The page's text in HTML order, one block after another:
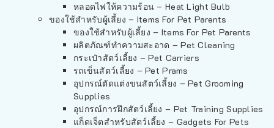
หลอดไฟให้ความร้อน – Heat Light Bulb
ของใช้สำหรับผู้เลี้ยง – Items For Pet Parents
ของใช้สำหรับผู้เลี้ยง – Items For Pet Parents
ผลิตภัณฑ์ทำความสะอาด – Pet Cleaning
กระเป๋าสัตว์เลี้ยง – Pet Carriers
รถเข็นสัตว์เลี้ยง – Pet Prams
อุปกรณ์ตัดแต่งขนสัตว์เลี้ยง – Pet Grooming
Supplies
อุปกรณ์การฝึกสัตว์เลี้ยง – Pet Training Supplies
แก็ดเจ็ตสำหรับสัตว์เลี้ยง – Gadgets For Pets